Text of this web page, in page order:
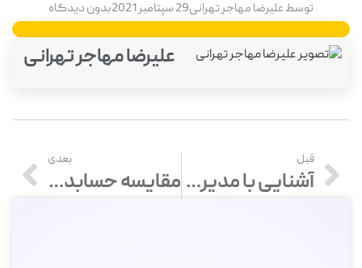
توسطعلیرضا مهاجر تهرانی29 سپتامبر 2021 بدون دیدگاه
علیرضا مهاجر تهرانی
قبل
آشنایی با مدیریت ماتریسی (ویژگی ها، مهارت ها و فرصت ها)
بعدی
مقایسه حسابدار و مشاور مالی